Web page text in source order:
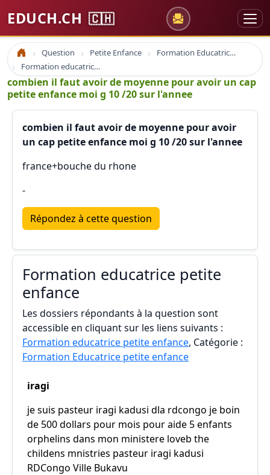
EDUCH.CH 🇨🇭
Accueil Question Petite Enfance
Formation Educatrice petite enfance
Formation educatrice petite enfance
combien il faut avoir de moyenne pour avoir un cap
petite enfance moi g 10 /20 sur l'annee
combien il faut avoir de moyenne pour avoir
un cap petite enfance moi g 10 /20 sur l'annee
france+bouche du rhone
-
Répondez à cette question
Formation educatrice petite
enfance
Les dossiers répondants à la question sont
accessible en cliquant sur les liens suivants :
Formation educatrice petite enfance, Catégorie :
Formation Educatrice petite enfance
iragi
je suis pasteur iragi kadusi dla rdcongo je boin
de 500 dollars pour mois pour aide 5 enfants
orphelins dans mon ministere loveb the
childens mnistries pasteur iragi kadusi
RDCongo Ville Bukavu